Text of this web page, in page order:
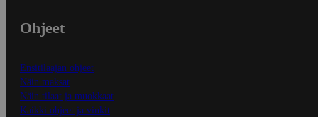
Ohjeet
Ensitilaajan ohjeet
Näin maksat
Näin tilaat ja muokkaat
Kaikki ohjeet ja vinkit